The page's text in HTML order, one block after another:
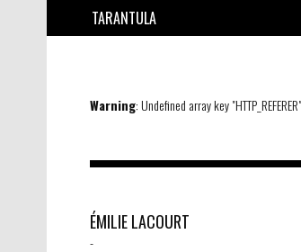
TARANTULA
Warning: Undefined array key
ÉMILIE LACOURT
-